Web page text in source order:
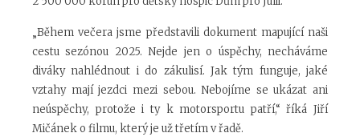
„Během večera jsme představili dokument mapující naši
cestu sezónou 2025. Nejde jen o úspěchy, necháváme
diváky nahlédnout i do zákulisí. Jak tým funguje, jaké
vztahy mají jezdci mezi sebou. Nebojíme se ukázat ani
neúspěchy, protože i ty k motorsportu patří,“ říká Jiří
Mičánek o filmu, který je už třetím v řadě.